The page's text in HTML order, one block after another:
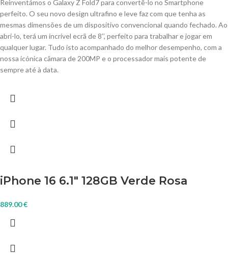
Reinventámos o Galaxy Z Fold7 para convertê-lo no Smartphone
perfeito. O seu novo design ultrafino e leve faz com que tenha as
mesmas dimensões de um dispositivo convencional quando fechado. Ao
abri-lo, terá um incrível ecrã de 8’’, perfeito para trabalhar e jogar em
qualquer lugar. Tudo isto acompanhado do melhor desempenho, com a
nossa icónica câmara de 200MP e o processador mais potente de
sempre até à data.
iPhone 16 6.1″ 128GB Verde Rosa
889.00€